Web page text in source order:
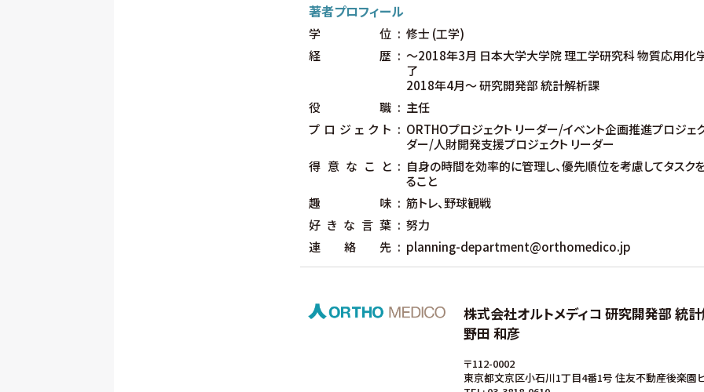
著者プロフィール
学位
修士 (工学)
経歴
～2018年3月 日本大学大学院 理工学研究科 物質応用化
了
2018年4月～ 研究開発部 統計解析課
役職
主任
プロジェクト
ORTHOプロジェクト リーダー/イベント企画推進プロジェ
ダー/人財開発支援プロジェクト リーダー
得意なこと
自身の時間を効率的に管理し、優先順位を考慮してタスク
ること
趣味
筋トレ、野球観戦
好きな言葉
努力
連絡先
planning-department@orthomedico.jp
株式会社オルトメディコ 研究開発部 統
野田 和彦
〒112-0002
東京都文京区小石川1丁目4番1号 住友不動産後楽園